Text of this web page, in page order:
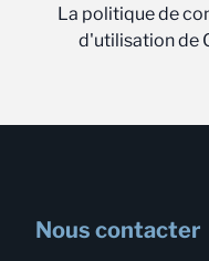
La politique de
d'utilisation de
Nous contacter